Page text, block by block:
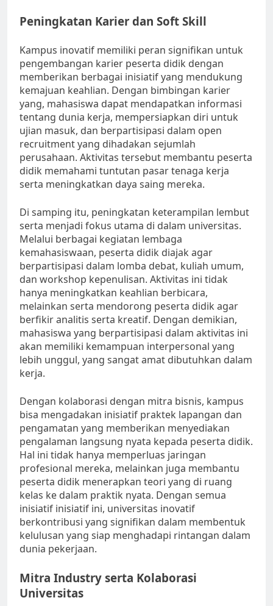
Peningkatan Karier dan Soft Skill
Kampus inovatif memiliki peran signifikan untuk
pengembangan karier peserta didik dengan
memberikan berbagai inisiatif yang mendukung
kemajuan keahlian. Dengan bimbingan karier
yang, mahasiswa dapat mendapatkan informasi
tentang dunia kerja, mempersiapkan diri untuk
ujian masuk, dan berpartisipasi dalam open
recruitment yang dihadakan sejumlah
perusahaan. Aktivitas tersebut membantu peserta
didik memahami tuntutan pasar tenaga kerja
serta meningkatkan daya saing mereka.
Di samping itu, peningkatan keterampilan lembut
serta menjadi fokus utama di dalam universitas.
Melalui berbagai kegiatan lembaga
kemahasiswaan, peserta didik diajak agar
berpartisipasi dalam lomba debat, kuliah umum,
dan workshop kepenulisan. Aktivitas ini tidak
hanya meningkatkan keahlian berbicara,
melainkan serta mendorong peserta didik agar
berfikir analitis serta kreatif. Dengan demikian,
mahasiswa yang berpartisipasi dalam aktivitas ini
akan memiliki kemampuan interpersonal yang
lebih unggul, yang sangat amat dibutuhkan dalam
kerja.
Dengan kolaborasi dengan mitra bisnis, kampus
bisa mengadakan inisiatif praktek lapangan dan
pengamatan yang memberikan menyediakan
pengalaman langsung nyata kepada peserta didik.
Hal ini tidak hanya memperluas jaringan
profesional mereka, melainkan juga membantu
peserta didik menerapkan teori yang di ruang
kelas ke dalam praktik nyata. Dengan semua
inisiatif inisiatif ini, universitas inovatif
berkontribusi yang signifikan dalam membentuk
kelulusan yang siap menghadapi rintangan dalam
dunia pekerjaan.
Mitra Industry serta Kolaborasi
Universitas